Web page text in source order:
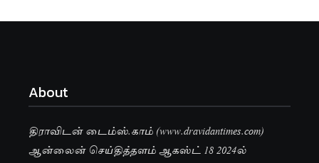
About
திராவிடன் டைம்ஸ்.காம் (www.dravidantimes.com)
ஆன்லைன் செய்தித்தளம் ஆகஸ்ட் 18 2024ல்